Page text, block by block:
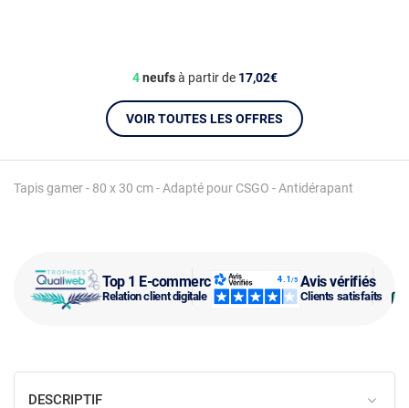
Top 1 E-commerce
Relation client digitale
Avis vérifiés
Clients satisfaits
Tapis gamer - 80 x 30 cm - Adapté pour CSGO - Antidérapant
4neufsà partir de 17,02€
VOIR TOUTES LES OFFRES
DESCRIPTIF